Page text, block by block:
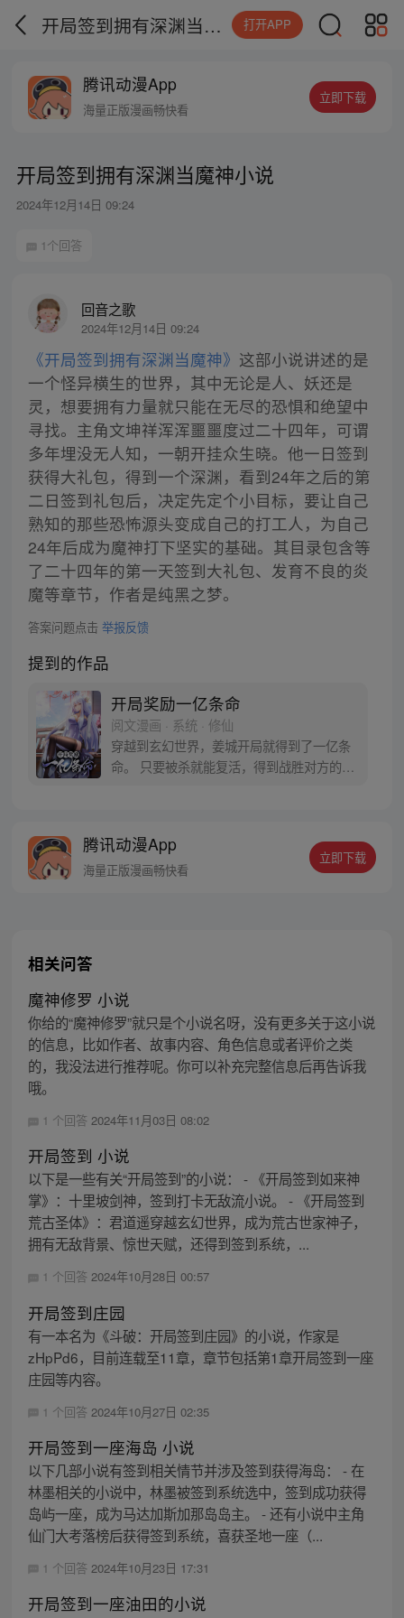
开局签到拥有深渊当魔神小说 打开APP
腾讯动漫App
海量正版漫画畅快看
立即下载
开局签到拥有深渊当魔神小说
2024年12月14日 09:24
1个回答
回音之歌
2024年12月14日 09:24
《开局签到拥有深渊当魔神》 这部小说讲述的是
一个怪异横生的世界，其中无论是人、妖还是
灵，想要拥有力量就只能在无尽的恐惧和绝望中
寻找。主角文坤祥浑浑噩噩度过二十四年，可谓
多年埋没无人知，一朝开挂众生晓。他一日签到
获得大礼包，得到一个深渊，看到24年之后的第
二日签到礼包后，决定先定个小目标，要让自己
熟知的那些恐怖源头变成自己的打工人，为自己
24年后成为魔神打下坚实的基础。其目录包含等
了二十四年的第一天签到大礼包、发育不良的炎
魔等章节，作者是纯黑之梦。
答案问题点击 举报反馈
提到的作品
开局奖励一亿条命
阅文漫画 · 系统 · 修仙
穿越到玄幻世界，姜城开局就得到了一亿条
命。 只要被杀就能复活，得到战胜对方的随
复活…】
腾讯动漫App
海量正版漫画畅快看
立即下载
相关问答
魔神修罗 小说
你给的“魔神修罗”就只是个小说名呀，没有更多关于这小说
的信息，比如作者、故事内容、角色信息或者评价之类
的，我没法进行推荐呢。你可以补充完整信息后再告诉我
哦。
1 个回答 2024年11月03日 08:02
开局签到 小说
以下是一些有关“开局签到”的小说： - 《开局签到如来神
掌》：十里坡剑神，签到打卡无敌流小说。 - 《开局签到
荒古圣体》：君道遥穿越玄幻世界，成为荒古世家神子，
拥有无敌背景、惊世天赋，还得到签到系统，...
1 个回答 2024年10月28日 00:57
开局签到庄园
有一本名为《斗破：开局签到庄园》的小说，作家是
zHpPd6，目前连载至11章，章节包括第1章开局签到一座
庄园等内容。
1 个回答 2024年10月27日 02:35
开局签到一座海岛 小说
以下几部小说有签到相关情节并涉及签到获得海岛： - 在
林墨相关的小说中，林墨被签到系统选中，签到成功获得
岛屿一座，成为马达加斯加那岛岛主。 - 还有小说中主角
仙门大考落榜后获得签到系统，喜获圣地一座（...
1 个回答 2024年10月23日 17:31
开局签到一座油田的小说